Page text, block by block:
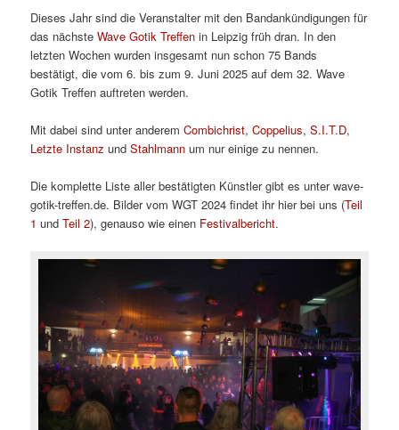
Dieses Jahr sind die Veranstalter mit den Bandankündigungen für
das nächsteWave Gotik Treffen in Leipzig früh dran. In den
letzten Wochen wurden insgesamt nun schon 75 Bands
bestätigt, die vom 6. bis zum 9. Juni 2025 auf dem 32. Wave
Gotik Treffen auftreten werden.
Mit dabei sind unter anderemCombichrist,Coppelius,S.I.T.D,
Letzte Instanz undStahlmannum nur einige zu nennen.
Die komplette Liste aller bestätigten Künstler gibt es unter wave-
gotik-treffen.de. Bilder vom WGT 2024 findet ihr hier bei uns (Teil
1undTeil 2), genauso wie einen Festivalbericht.